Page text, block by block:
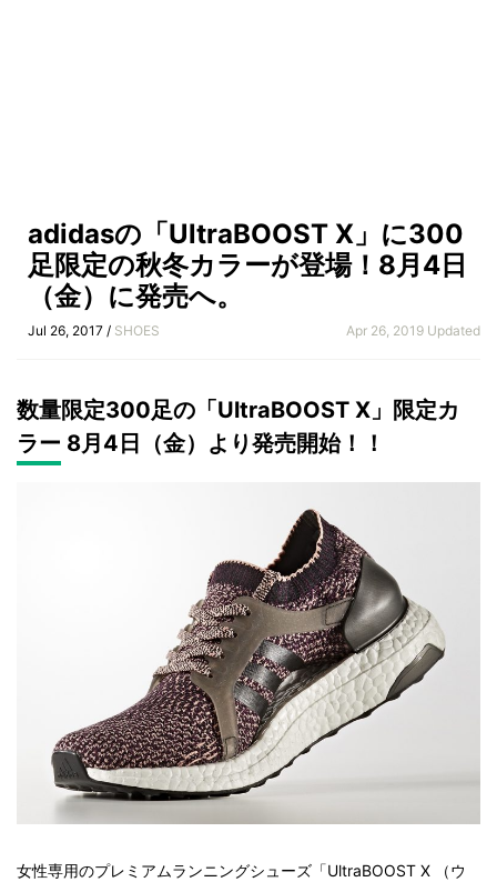
adidasの「UltraBOOST X」に300
足限定の秋冬カラーが登場！8月4日
（金）に発売へ。
Jul 26, 2017 / SHOES Apr 26, 2019 Updated
数量限定300足の「UltraBOOST X」限定カ
ラー 8月4日（金）より発売開始！！
女性専用のプレミアムランニングシューズ「UltraBOOST X （ウ